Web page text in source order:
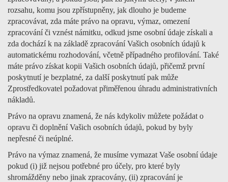
rozsahu, komu jsou zpřístupněny, jak dlouho je budeme
zpracovávat, zda máte právo na opravu, výmaz, omezení
zpracování či vznést námitku, odkud jsme osobní údaje získali a
zda dochází k na základě zpracování Vašich osobních údajů k
automatickému rozhodování, včetně případného profilování. Také
máte právo získat kopii Vašich osobních údajů, přičemž první
poskytnutí je bezplatné, za další poskytnutí pak může
Zprostředkovatel požadovat přiměřenou úhradu administrativních
nákladů.
Právo na opravu znamená, že nás kdykoliv můžete požádat o
opravu či doplnění Vašich osobních údajů, pokud by byly
nepřesné či neúplné.
Právo na výmaz znamená, že musíme vymazat Vaše osobní údaje
pokud (i) již nejsou potřebné pro účely, pro které byly
shromážděny nebo jinak zpracovány, (ii) zpracování je